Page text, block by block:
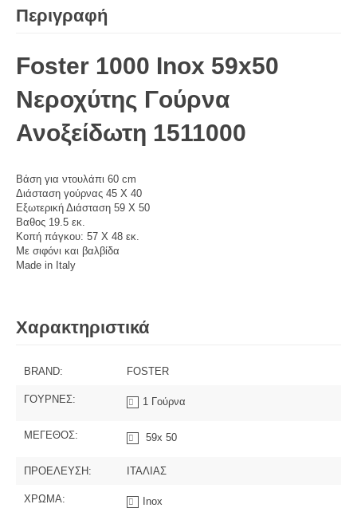
Περιγραφή
Foster 1000 Inox 59x50
Νεροχύτης Γούρνα
Ανοξείδωτη 1511000
Βάση για ντουλάπι 60 cm
Διάσταση γούρνας 45 Χ 40
Eξωτερική Διάσταση 59 Χ 50
Βαθος 19.5 εκ.
Κοπή πάγκου: 57 X 48 εκ.
Με σιφόνι και βαλβίδα
Made in Italy
Χαρακτηριστικά
BRAND: FOSTER
ΓΟΥΡΝΕΣ: 1 Γούρνα
ΜΕΓΕΘΟΣ: 59x 50
ΠΡΟΕΛΕΥΣΗ: ΙΤΑΛΙΑΣ
ΧΡΩΜΑ: Inox